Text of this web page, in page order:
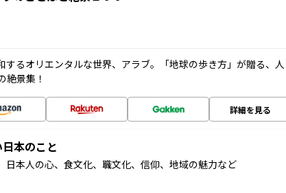
するオリエンタルな世界、アラブ。「地球の歩き方」が贈る、人
絶景集！
詳細を見る
本のこと
本人の心、食文化、職文化、信仰、地域の魅力など